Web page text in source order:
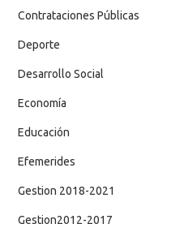
Contrataciones Públicas
Deporte
Desarrollo Social
Economía
Educación
Efemerides
Gestion 2018-2021
Gestion2012-2017